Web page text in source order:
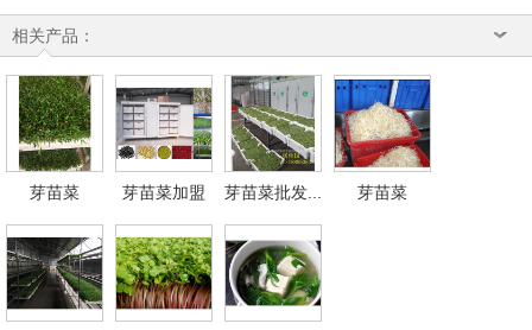
相关产品：
芽苗菜 芽苗菜加盟 芽苗菜批发... 芽苗菜